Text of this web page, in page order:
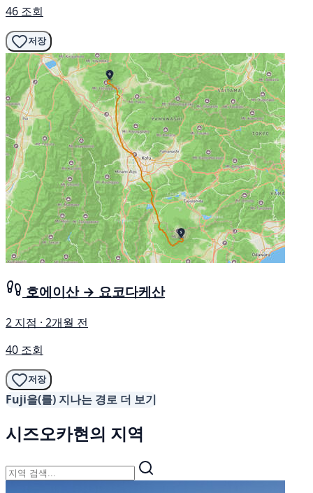
46 조회
저장
호에이산 → 요코다케산
2 지점 · 2개월 전
40 조회
저장
Fuji을(를) 지나는 경로 더 보기
시즈오카현의 지역